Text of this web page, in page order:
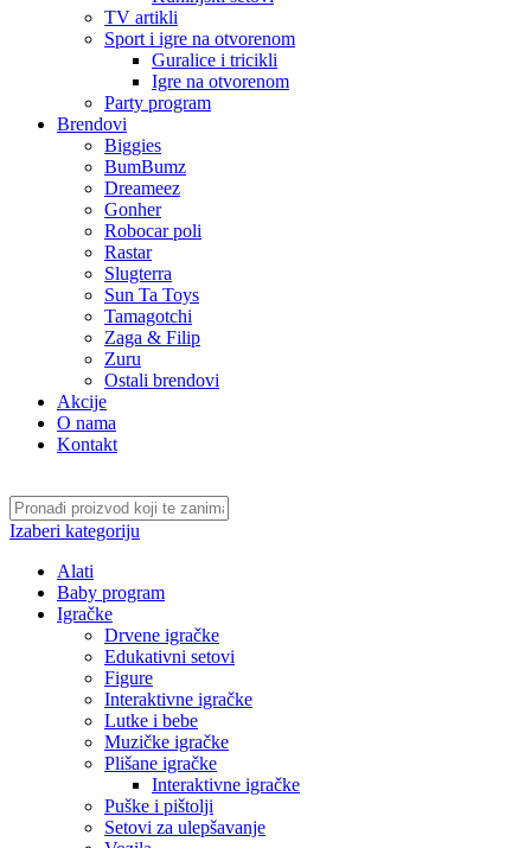
TV artikli
Sport i igre na otvorenom
Guralice i tricikli
Igre na otvorenom
Party program
Brendovi
Biggies
BumBumz
Dreameez
Gonher
Robocar poli
Rastar
Slugterra
Sun Ta Toys
Tamagotchi
Zaga & Filip
Zuru
Ostali brendovi
Akcije
O nama
Kontakt
Izaberi kategoriju
Alati
Baby program
Igračke
Drvene igračke
Edukativni setovi
Figure
Interaktivne igračke
Lutke i bebe
Muzičke igračke
Plišane igračke
Interaktivne igračke
Puške i pištolji
Setovi za ulepšavanje